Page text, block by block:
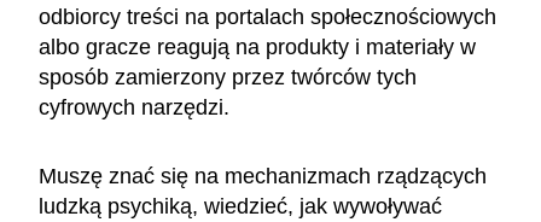
odbiorcy treści na portalach społecznościowych
albo gracze reagują na produkty i materiały w
sposób zamierzony przez twórców tych
cyfrowych narzędzi.
Muszę znać się na mechanizmach rządzących
ludzką psychiką, wiedzieć, jak wywoływać